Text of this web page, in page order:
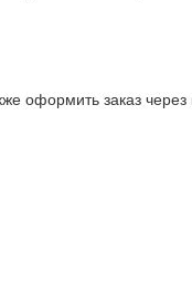
оформить заказ через